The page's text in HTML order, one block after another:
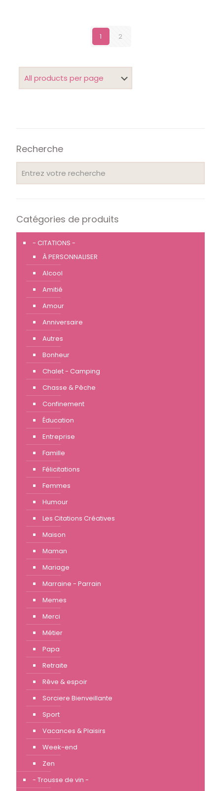
1 2
Recherche
Catégories de produits
- CITATIONS -
À PERSONNALISER
Alcool
Amitié
Amour
Anniversaire
Autres
Bonheur
Chalet - Camping
Chasse & Pêche
Confinement
Éducation
Entreprise
Famille
Félicitations
Femmes
Humour
Les Citations Créatives
Maison
Maman
Mariage
Marraine - Parrain
Memes
Merci
Métier
Papa
Retraite
Rêve & espoir
Sorciere Bienveillante
Sport
Vacances & Plaisirs
Week-end
Zen
- Trousse de vin -